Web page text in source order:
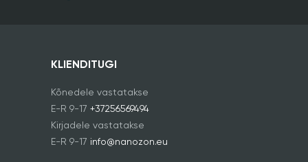
KLIENDITUGI
Kõnedele vastatakse
E-R 9-17 +37256569494
Kirjadele vastatakse
E-R 9-17 info@nanozon.eu